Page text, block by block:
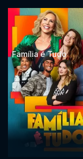
Família é Tudo